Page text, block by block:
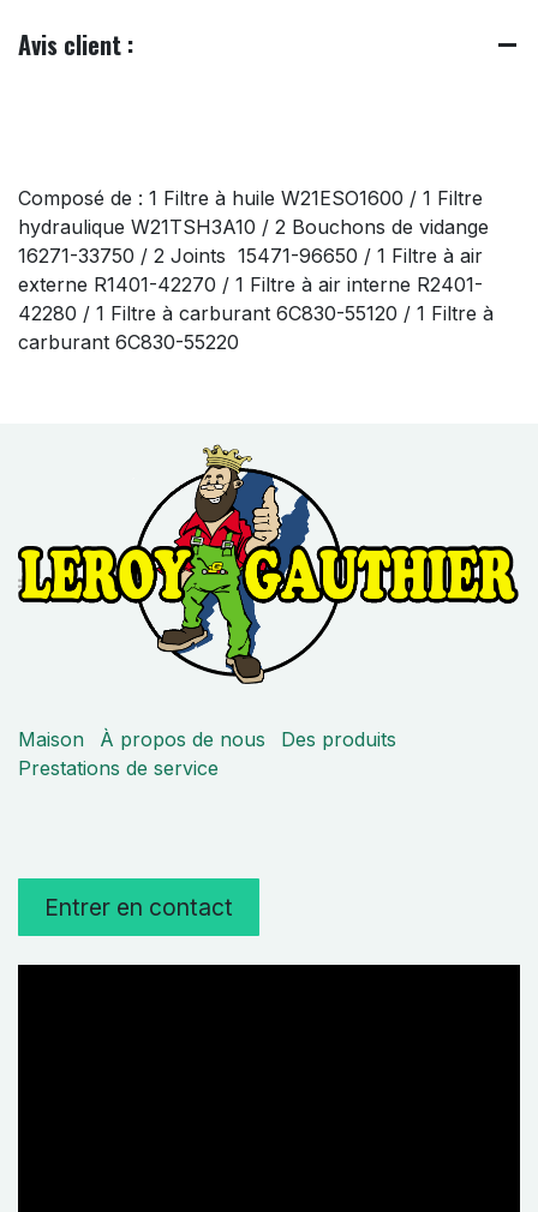
Avis client :
Composé de : 1 Filtre à huile W21ESO1600 / 1 Filtre
hydraulique W21TSH3A10 / 2 Bouchons de vidange
16271-33750 / 2 Joints 15471-96650 / 1 Filtre à air
externe R1401-42270 / 1 Filtre à air interne R2401-
42280 / 1 Filtre à carburant 6C830-55120 / 1 Filtre à
carburant 6C830-55220
Maison À propos de nous
Des produits
Prestations de service
Entrer en contact